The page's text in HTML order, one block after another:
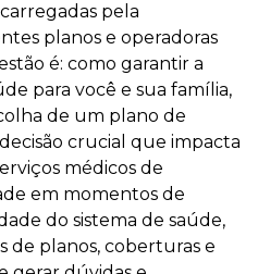
pela
planos e operadoras
é: como garantir a
para você e sua família,
de um plano de
crucial que impacta
médicos de
em momentos de
do sistema de saúde,
de planos, coberturas e